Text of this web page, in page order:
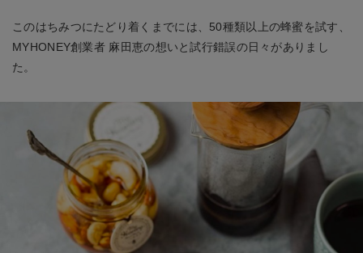
このはちみつにたどり着くまでには、50種類以上の蜂蜜を試す、
MYHONEY創業者 麻田恵の想いと試行錯誤の日々がありまし
た。